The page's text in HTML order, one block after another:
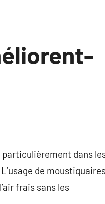
particulièrement dans
de
frais sans les